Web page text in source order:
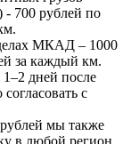
- 700 рублей по
МКАД – 1000
за каждый км.
1–2 дней после
с
мы также
в любой регион